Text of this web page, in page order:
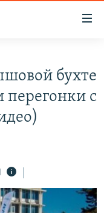
бухте
перегонки с